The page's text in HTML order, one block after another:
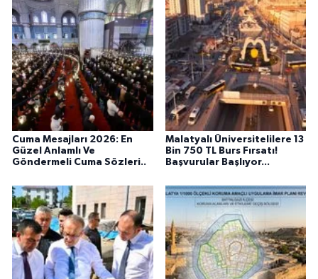
Cuma Mesajları 2026: En
Güzel Anlamlı Ve
Göndermeli Cuma Sözleri..
Malatyalı Üniversitelilere 13
Bin 750 TL Burs Fırsatı!
Başvurular Başlıyor...